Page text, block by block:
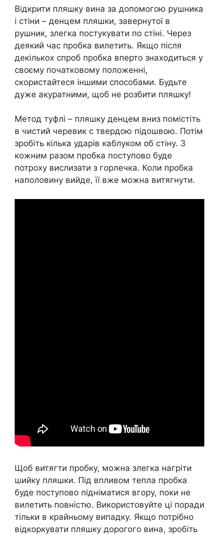
Відкрити пляшку вина за допомогою рушника
і стіни – денцем пляшки, завернутої в
рушник, злегка постукувати по стіні. Через
деякий час пробка вилетить. Якщо після
декількох спроб пробка вперто знаходиться у
своєму початковому положенні,
скористайтеся іншими способами. Будьте
дуже акуратними, щоб не розбити пляшку!
Метод туфлі – пляшку денцем вниз помістіть
в чистий черевик c твердою підошвою. Потім
зробіть кілька ударів каблуком об стіну. З
кожним разом пробка поступово буде
потроху вислизати з горлечка. Коли пробка
наполовину вийде, її вже можна витягнути.
Щоб витягти пробку, можна злегка нагріти
шийку пляшки. Під впливом тепла пробка
буде поступово підніматися вгору, поки не
вилетить повністю. Використовуйте ці поради
тільки в крайньому випадку. Якщо потрібно
відкоркувати пляшку дорогого вина, зробіть